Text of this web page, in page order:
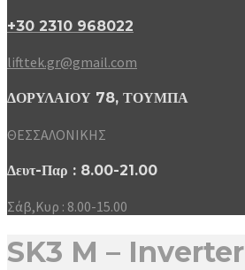
+30 2310 968022
lifttek.gr@gmail.com
ΔΟΡΥΛΑΙΟΥ 78, ΤΟΥΜΠΑ
ΘΕΣΣΑΛΟΝΙΚΗΣ
Δευτ-Παρ : 8.00-21.00
Σάβ,Κυρ : 8.00-15.00
SK3 M – Inverter